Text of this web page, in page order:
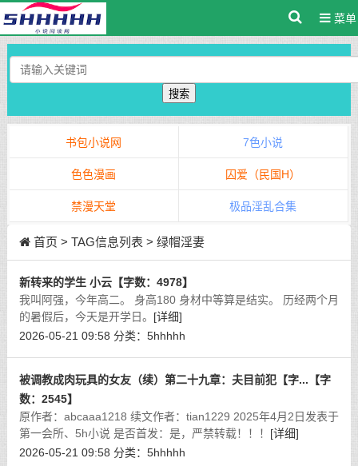
菜单
搜索
书包小说网 7色小说
色色漫画 囚爱（民国H）
禁漫天堂 极品淫乱合集
首页 > TAG信息列表 > 绿帽淫妻
新转来的学生 小云【字数：4978】
我叫阿强，今年高二。 身高180 身材中等算是结实。 历经两个月
的暑假后，今天是开学日。 [详细]
2026-05-21 09:58 分类： 5hhhhh
被调教成肉玩具的女友（续）第二十九章：夫目前犯【字...【字
数：2545】
原作者：abcaaa1218 续文作者：tian1229 2025年4月2日发表于
第一会所、5h小说 是否首发：是，严禁转载！！！ [详细]
2026-05-21 09:58 分类： 5hhhhh